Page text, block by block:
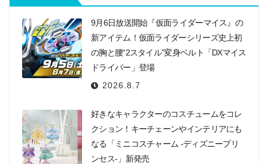
9月6日放送開始『仮面ライダーマイス』の
新アイテム！仮面ライダーシリーズ史上初
の胸と腰“2スタイル”変身ベルト「DXマイス
ドライバー」登場
2026.8.7
好きなキャラクターのコスチュームをコレ
クション！キーチェーンやインテリアにも
なる「ミニコスチャーム -ディズニープリ
ンセス-」新発売